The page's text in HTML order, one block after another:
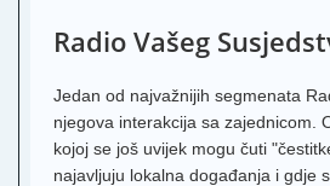
Radio Vašeg
Jedan od najvažnijih segmenata
njegova interakcija sa zajednicom.
kojoj se još uvijek mogu čuti
najavljuju lokalna događanja i gdje